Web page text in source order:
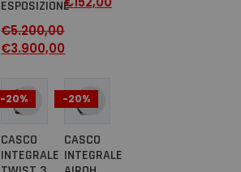
ESPOSIZIONE
€5.200,00
€3.900,00
-20%
CASCO
INTEGRALE
-20%
CASCO
INTEGRALE